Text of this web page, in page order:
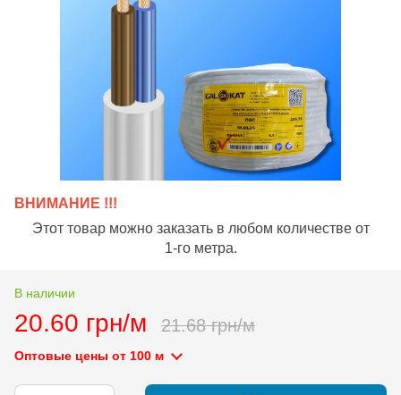
ВНИМАНИЕ !!!
Этот товар можно заказать в любом количестве от
1-го метра.
В наличии
20.60 грн/м 21.68 грн/м
Оптовые цены от 100 м